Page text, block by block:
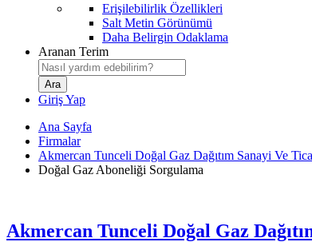
Erişilebilirlik Özellikleri
Salt Metin Görünümü
Daha Belirgin Odaklama
Aranan Terim
Giriş Yap
Ana Sayfa
Firmalar
Akmercan Tunceli Doğal Gaz Dağıtım Sanayi Ve
Doğal Gaz Aboneliği Sorgulama
Akmercan Tunceli Doğal Gaz